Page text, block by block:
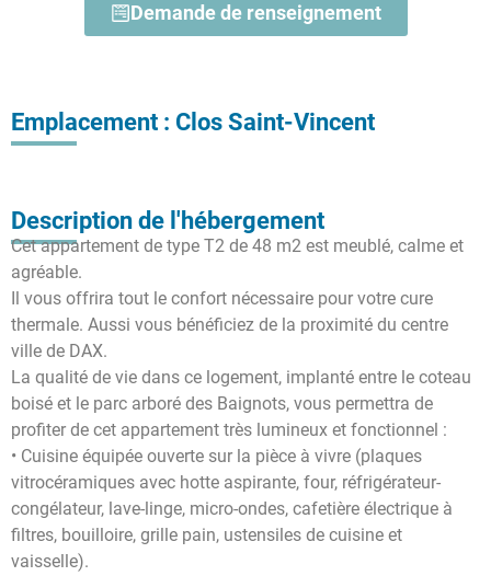
Demande de renseignement
Emplacement : Clos Saint-Vincent
Description de l'hébergement
Cet appartement de type T2 de 48 m2 est meublé, calme et
agréable.
Il vous offrira tout le confort nécessaire pour votre cure
thermale. Aussi vous bénéficiez de la proximité du centre
ville de DAX.
La qualité de vie dans ce logement, implanté entre le coteau
boisé et le parc arboré des Baignots, vous permettra de
profiter de cet appartement très lumineux et fonctionnel :
• Cuisine équipée ouverte sur la pièce à vivre (plaques
vitrocéramiques avec hotte aspirante, four, réfrigérateur-
congélateur, lave-linge, micro-ondes, cafetière électrique à
filtres, bouilloire, grille pain, ustensiles de cuisine et
vaisselle).